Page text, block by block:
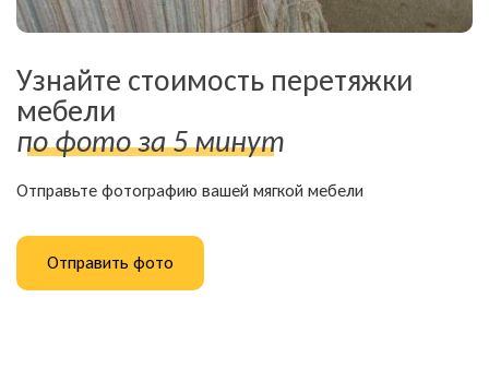
Узнайте стоимость перетяжки
мебели
по фото за 5 минут
Отправьте фотографию вашей мягкой мебели
Отправить фото